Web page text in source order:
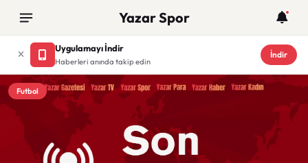
Yazar Spor
Uygulamayı İndir
Haberleri anında takip edin
İndir
Futbol